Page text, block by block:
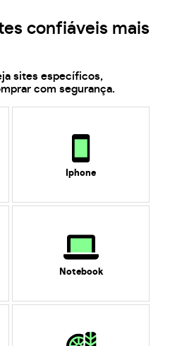
confiáveis mais
sites específicos,
com segurança.
Iphone
Notebook